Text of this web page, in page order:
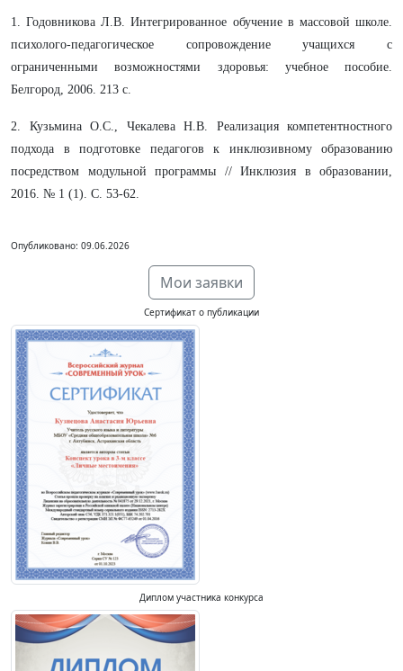
1. Годовникова Л.В. Интегрированное обучение в массовой школе.
психолого-педагогическое сопровождение учащихся с
ограниченными возможностями здоровья: учебное пособие.
Белгород, 2006. 213 с.
2. Кузьмина О.С., Чекалева Н.В. Реализация компетентностного
подхода в подготовке педагогов к инклюзивному образованию
посредством модульной программы // Инклюзия в образовании,
2016. № 1 (1). С. 53-62.
Опубликовано: 09.06.2026
Мои заявки
Сертификат о публикации
Диплом участника конкурса